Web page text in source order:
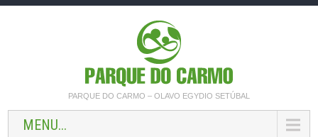
PARQUE DO CARMO – OLAVO EGYDIO SETÚBAL
MENU...